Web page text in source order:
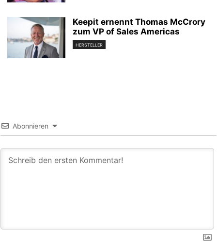
Keepit ernennt Thomas McCrory
zum VP of Sales Americas
HERSTELLER
Abonnieren